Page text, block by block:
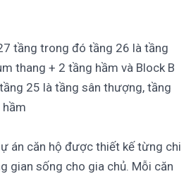
tầng trong đó tầng 26 là tầng
thang + 2 tầng hầm và Block B
25 là tầng sân thượng, tầng
án căn hộ được thiết kế từng chi
gian sống cho gia chủ. Mỗi căn